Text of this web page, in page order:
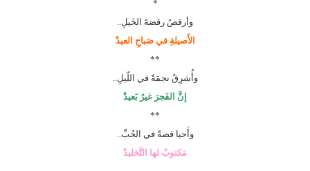
*
وأرقصُ رقصَةَ الخَيلِ..
الأَصيلةِ في صَباحِ العيدْ
**
وأُشرِقُ نجمَةً في اللّيلِ..
إنَّ الفَجرَ غيرُ بَعيدْ
**
وأَحيا قصةً في الحُبِّ..
مَكتوبٌ لها التَّخليدْ